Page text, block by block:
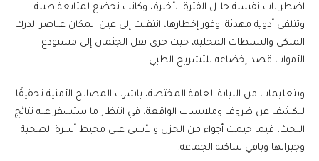
اضطرابات نفسية خلال الفترة الأخيرة، وكانت تخضع لمتابعة طبية
وتتلقى أدوية مهدئة. وفور إخطارها، انتقلت إلى عين المكان عناصر الدرك
الملكي والسلطات المحلية، حيث جرى نقل الجثمان إلى مستودع
الأموات قصد إخضاعه للتشريح الطبي.
وبتعليمات من النيابة العامة المختصة، باشرت المصالح الأمنية تحقيقًا
للكشف عن ظروف وملابسات الواقعة، في انتظار ما ستسفر عنه نتائج
البحث، فيما خيمت أجواء من الحزن والأسى على محيط أسرة الضحية
وجيرانها وباقي ساكنة الجماعة.